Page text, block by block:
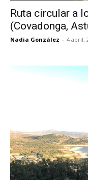
Ruta circular a
(Covadonga,
Nadia González - 4 abril,